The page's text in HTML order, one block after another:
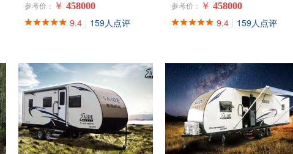
参考价： ￥ 458000
9.4 159人点评
参考价： ￥ 458000
9.4 159人点评